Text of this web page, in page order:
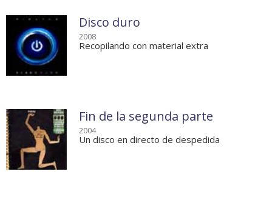
Disco duro
2008
Recopilando con material extra
Fin de la segunda parte
2004
Un disco en directo de despedida